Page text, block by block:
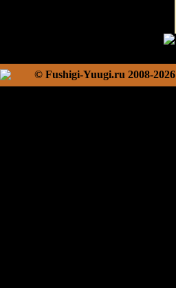
© Fushigi-Yuugi.ru 2008-2026